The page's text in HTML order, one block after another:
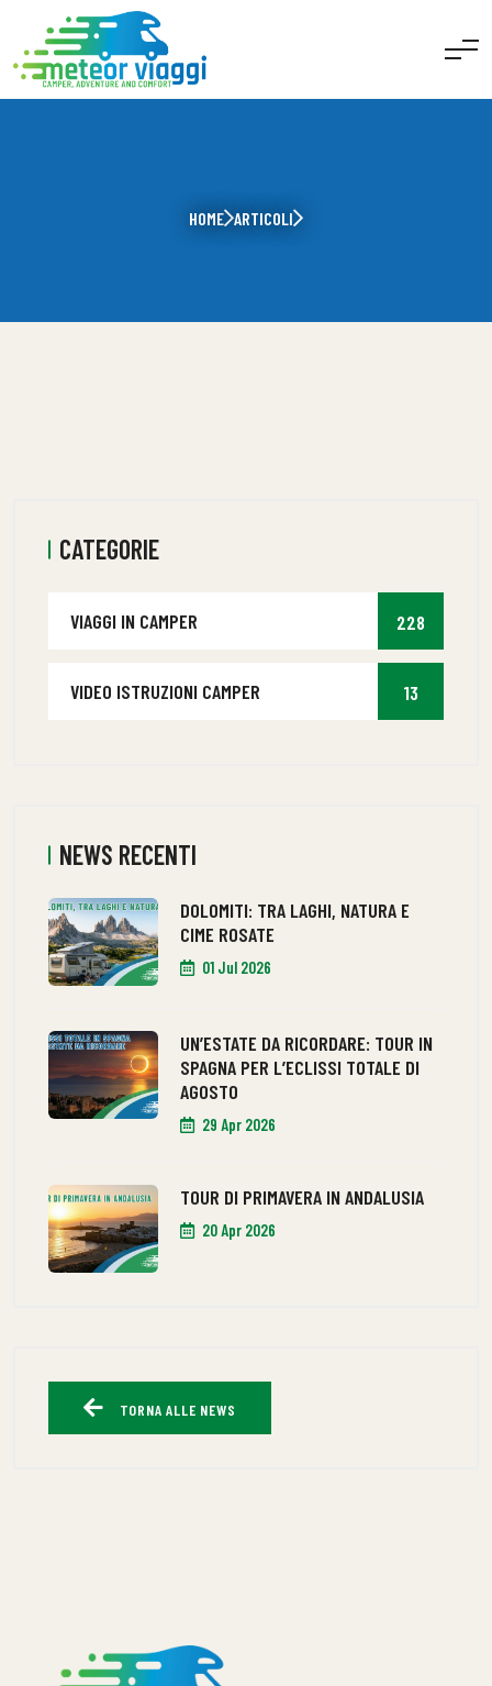
HOME ARTICOLI
CATEGORIE
VIAGGI IN CAMPER 228
VIDEO ISTRUZIONI CAMPER 13
NEWS RECENTI
DOLOMITI: TRA LAGHI, NATURA E
CIME ROSATE
01 Jul 2026
UN’ESTATE DA RICORDARE: TOUR IN
SPAGNA PER L’ECLISSI TOTALE DI
AGOSTO
29 Apr 2026
TOUR DI PRIMAVERA IN ANDALUSIA
20 Apr 2026
TORNA ALLE NEWS